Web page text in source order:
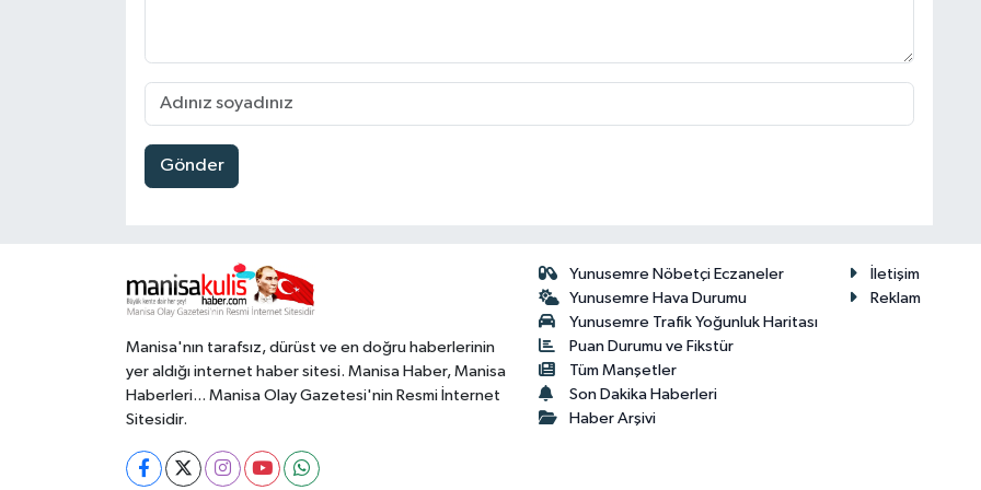
Gönder
Manisa'nın tarafsız, dürüst ve en doğru haberlerinin
yer aldığı internet haber sitesi. Manisa Haber, Manisa
Haberleri... Manisa Olay Gazetesi'nin Resmi İnternet
Sitesidir.
Yunusemre Nöbetçi Eczaneler
Yunusemre Hava Durumu
Yunusemre Trafik Yoğunluk Haritası
Puan Durumu ve Fikstür
Tüm Manşetler
Son Dakika Haberleri
Haber Arşivi
İletişim
Reklam